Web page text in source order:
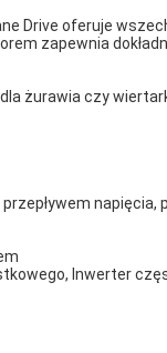
Drive oferuje
zapewnia
żurawia czy
napięcia,
Inwerter